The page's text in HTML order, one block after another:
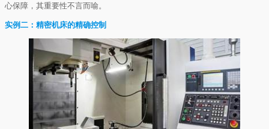
心保障，其重要性不言而喻。
实例二：精密机床的精确控制